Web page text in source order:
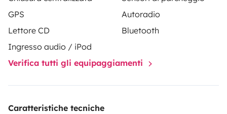
léger et éco-responsable vous permettra de voyager
sans exploser votre budget.Avec ce format compact et
bien aménagé, ce Kangoo n’attend que vous pour
partir à l’aventure ! 🌲
GPS
Autoradio
Lettore CD
Bluetooth
Ingresso audio / iPod
Verifica tutti gli equipaggiamenti
Caratteristiche tecniche